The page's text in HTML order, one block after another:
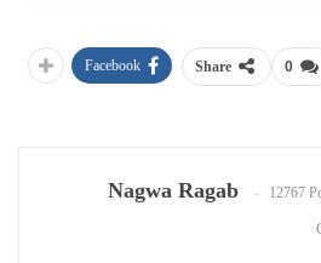
0
Share
Facebook
Nagwa Ragab 12767